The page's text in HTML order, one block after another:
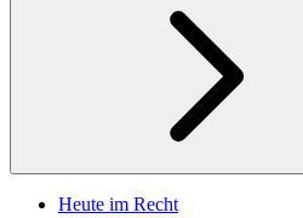
Heute im Recht